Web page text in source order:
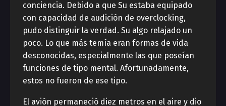
conciencia. Debido a que Su estaba equipado
con capacidad de audición de overclocking,
pudo distinguir la verdad. Su algo relajado un
poco. Lo que más temía eran formas de vida
desconocidas, especialmente las que poseían
funciones de tipo mental. Afortunadamente,
estos no fueron de ese tipo.
El avión permaneció diez metros en el aire y dio